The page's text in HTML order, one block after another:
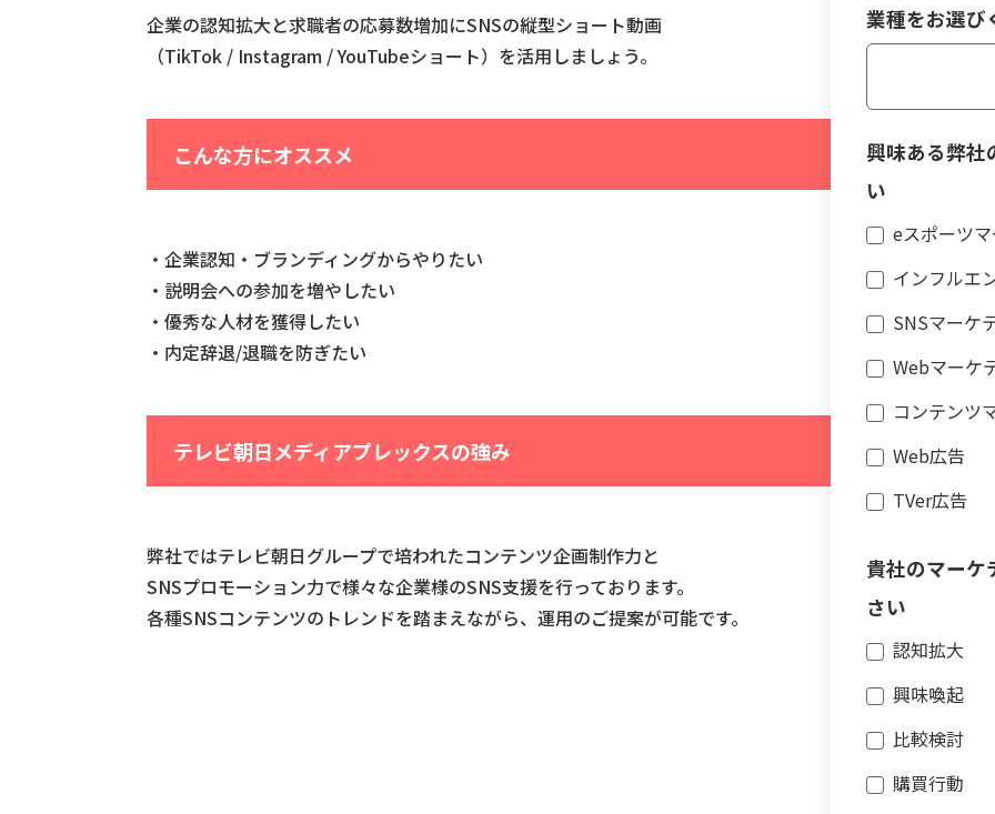
企業の認知拡大と求職者の応募数増加にSNSの縦型ショート動画
（TikTok / Instagram / YouTubeショート）を活用しましょう。
こんな方にオススメ
・企業認知・ブランディングからやりたい
・説明会への参加を増やしたい
・優秀な人材を獲得したい
・内定辞退/退職を防ぎたい
テレビ朝日メディアプレックスの強み
弊社ではテレビ朝日グループで培われたコンテンツ企画制作力と
SNSプロモーション力で様々な企業様のSNS支援を行っております。
各種SNSコンテンツのトレンドを踏まえながら、運用のご提案が可能です。
業種をお選び
興味ある弊社
い
eスポーツ
インフルエ
SNSマーケ
Webマーケ
コンテンツ
Web広告
TVer広告
貴社のマーケ
さい
認知拡大
興味喚起
比較検討
購買行動